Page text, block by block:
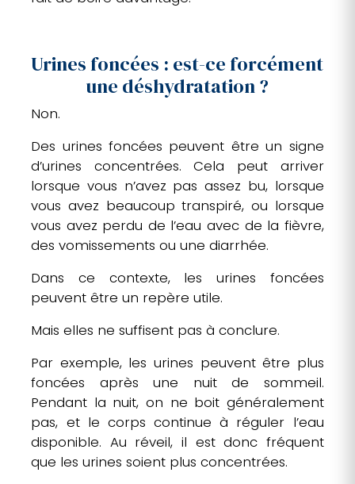
Urines foncées : est-ce forcément
une déshydratation ?
Non.
Des urines foncées peuvent être un signe
d’urines concentrées. Cela peut arriver
lorsque vous n’avez pas assez bu, lorsque
vous avez beaucoup transpiré, ou lorsque
vous avez perdu de l’eau avec de la fièvre,
des vomissements ou une diarrhée.
Dans ce contexte, les urines foncées
peuvent être un repère utile.
Mais elles ne suffisent pas à conclure.
Par exemple, les urines peuvent être plus
foncées après une nuit de sommeil.
Pendant la nuit, on ne boit généralement
pas, et le corps continue à réguler l’eau
disponible. Au réveil, il est donc fréquent
que les urines soient plus concentrées.